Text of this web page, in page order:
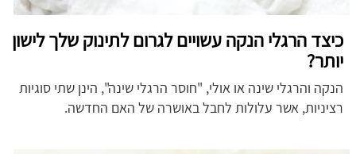
כיצד הרגלי הנקה עשויים לגרום לתינוק שלך לישון
יותר?
הנקה והרגלי שינה או אולי, "חוסר הרגלי שינה", הינן שתי סוגיות
רציניות, אשר עלולות לחבל באושרה של האם החדשה.